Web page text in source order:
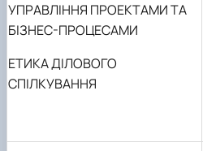
УПРАВЛІННЯ ПРОЕКТАМИ ТА
БІЗНЕС-ПРОЦЕСАМИ
ЕТИКА ДІЛОВОГО
СПІЛКУВАННЯ